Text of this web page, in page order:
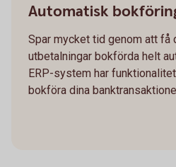
Automatisk
Spar mycket tid genom att få
utbetalningar bokförda helt
ERP-system har
bokföra dina